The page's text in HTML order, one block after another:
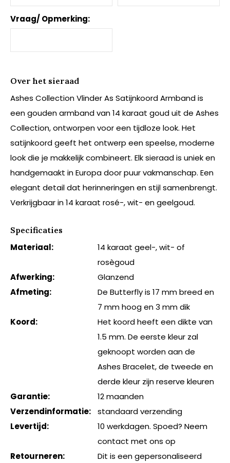
Vraag/ Opmerking:
Over het sieraad
Ashes Collection Vlinder As Satijnkoord Armband is
een gouden armband van 14 karaat goud uit de Ashes
Collection, ontworpen voor een tijdloze look. Het
satijnkoord geeft het ontwerp een speelse, moderne
look die je makkelijk combineert. Elk sieraad is uniek en
handgemaakt in Europa door puur vakmanschap. Een
elegant detail dat herinneringen en stijl samenbrengt.
Verkrijgbaar in 14 karaat rosé-, wit- en geelgoud.
Specificaties
Materiaal:
14 karaat geel-, wit- of
rosègoud
Afwerking:
Glanzend
Afmeting:
De Butterfly is 17 mm breed en
7 mm hoog en 3 mm dik
Koord:
Het koord heeft een dikte van
1.5 mm. De eerste kleur zal
geknoopt worden aan de
Ashes Bracelet, de tweede en
derde kleur zijn reserve kleuren
Garantie:
12 maanden
Verzendinformatie:
standaard verzending
Levertijd:
10 werkdagen. Spoed? Neem
contact met ons op
Retourneren:
Dit is een gepersonaliseerd